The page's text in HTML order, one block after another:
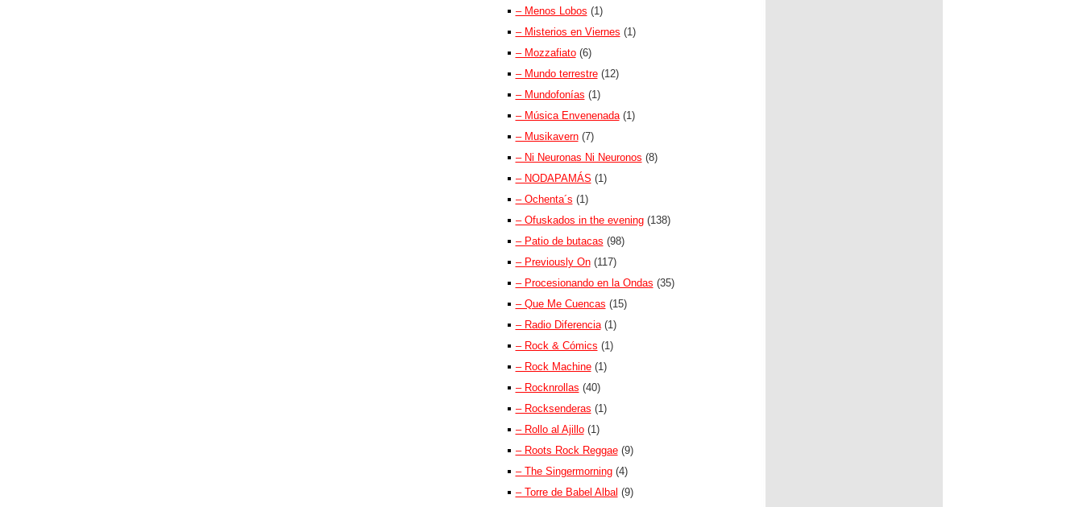
– Menos Lobos (1)
– Misterios en Viernes (1)
– Mozzafiato(6)
– Mundo terrestre(12)
– Mundofonías (1)
– Música Envenenada(1)
– Musikavern(7)
– Ni Neuronas Ni Neuronos (8)
– NODAPAMÁS (1)
– Ochenta´s (1)
– Ofuskados in the evening(138)
– Patio de butacas (98)
– Previously On(117)
– Procesionando en la Ondas (35)
– Que Me Cuencas (15)
– Radio Diferencia(1)
– Rock & Cómics (1)
– Rock Machine(1)
– Rocknrollas (40)
– Rocksenderas (1)
– Rollo al Ajillo(1)
– Roots Rock Reggae(9)
– The Singermorning(4)
– Torre de Babel Albal (9)